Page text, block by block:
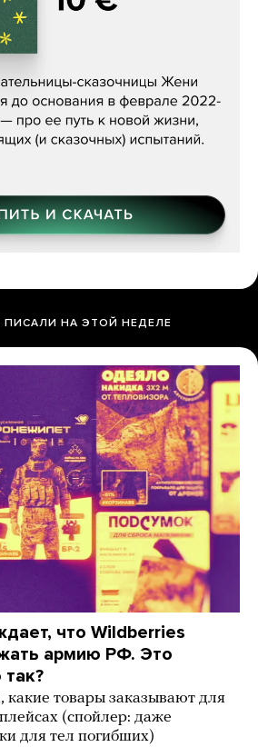
«(Не) о войне»
НА ЭТОЙ НЕДЕЛЕ
что Wildberries
армию РФ. Это
какие товары заказывают для
(спойлер: даже
для тел погибших)